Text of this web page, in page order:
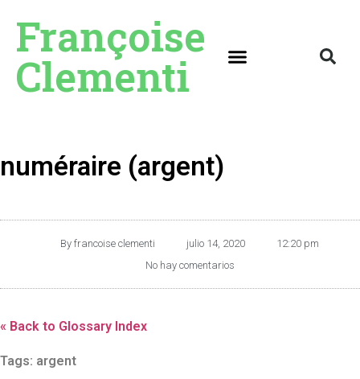
Françoise
Clementi
numéraire (argent)
By francoise clementi julio 14, 2020
12:20 pm
No hay comentarios
« Back to Glossary Index
Tags: argent